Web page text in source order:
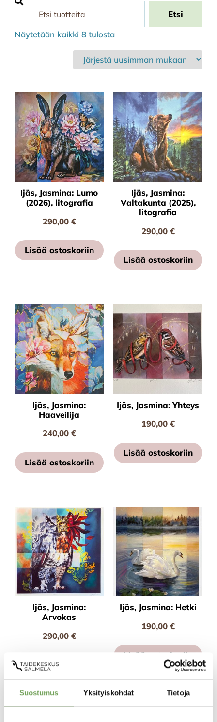
Suostumus Yksityiskohdat Tietoja
Etsi
Näytetään kaikki 8 tulosta
Ijäs, Jasmina: Lumo
(2026), litografia
290,00 €
Lisää ostoskoriin
Ijäs, Jasmina:
Valtakunta (2025),
litografia
290,00 €
Lisää ostoskoriin
Ijäs, Jasmina:
Haaveilija
240,00 €
Lisää ostoskoriin
Ijäs, Jasmina: Yhteys
190,00 €
Lisää ostoskoriin
Ijäs, Jasmina:
Arvokas
290,00 €
Lisää ostoskoriin
Ijäs, Jasmina: Hetki
190,00 €
Lisää ostoskoriin